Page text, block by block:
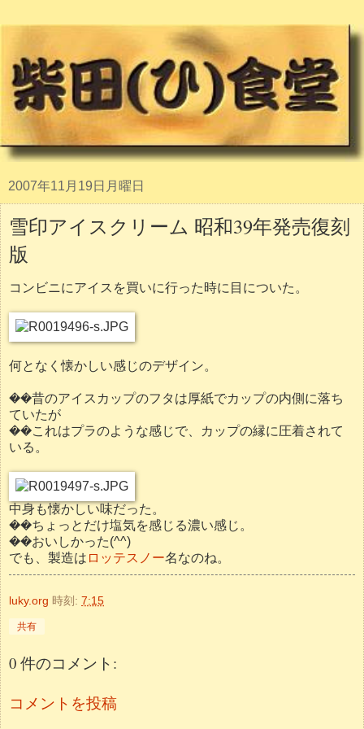
2007年11月19日月曜日
雪印アイスクリーム 昭和39年発売復刻
版
コンビニにアイスを買いに行った時に目についた。
何となく懐かしい感じのデザイン。
��昔のアイスカップのフタは厚紙でカップの内側に落ち
ていたが
��これはプラのような感じで、カップの縁に圧着されて
いる。
中身も懐かしい味だった。
��ちょっとだけ塩気を感じる濃い感じ。
��おいしかった(^^)
でも、製造は ロッテスノー名なのね。
luky.org 時刻: 7:15
共有
0 件のコメント:
コメントを投稿